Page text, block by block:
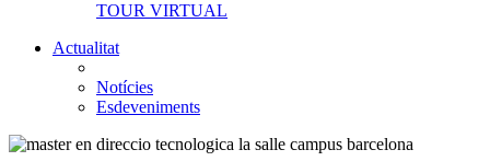
TOUR VIRTUAL
Actualitat
Notícies
Esdeveniments